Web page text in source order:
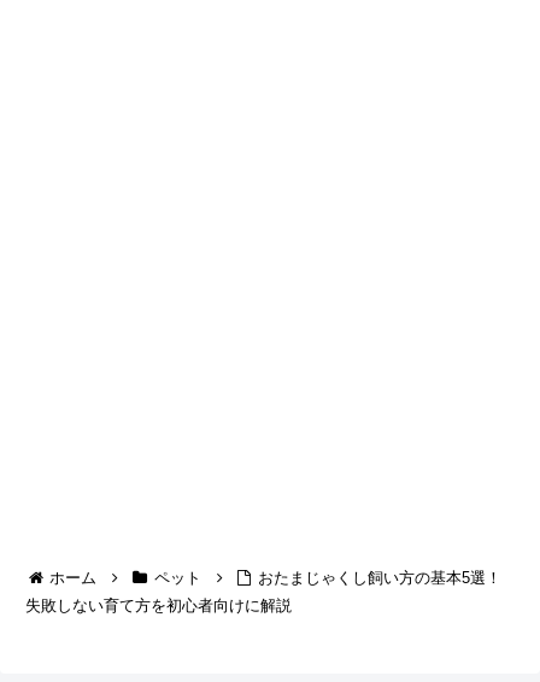
ホーム ペット
おたまじゃくし飼い方の基本5選！
失敗しない育て方を初心者向けに解説